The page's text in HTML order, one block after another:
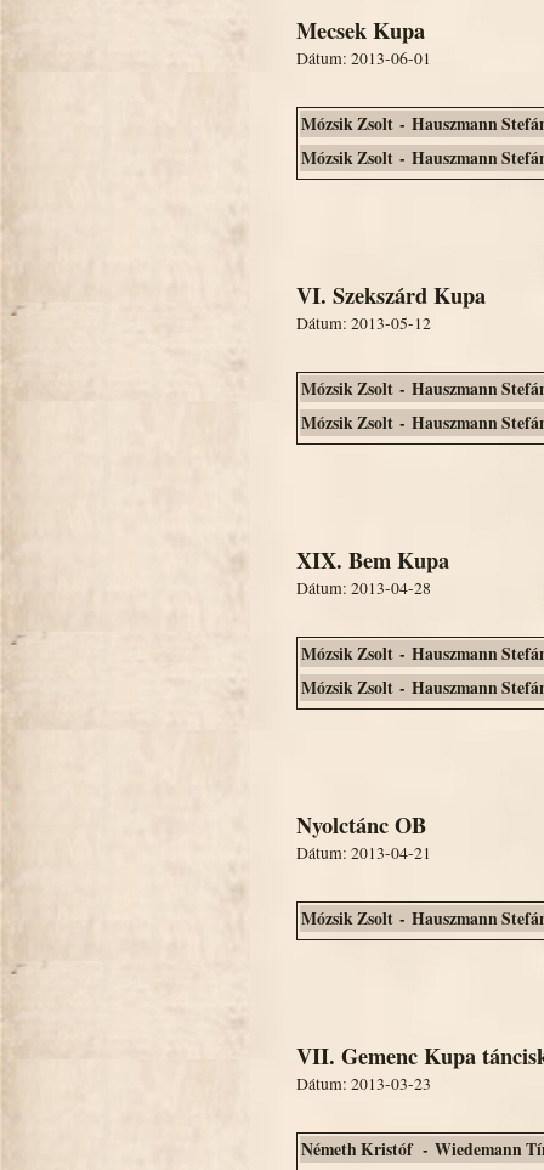
Mecsek Kupa
Dátum: 2013-06-01
Mózsik Zsolt - Hauszmann
Mózsik Zsolt - Hauszmann
VI. Szekszárd Kupa
Dátum: 2013-05-12
Mózsik Zsolt - Hauszmann
Mózsik Zsolt - Hauszmann
XIX. Bem Kupa
Dátum: 2013-04-28
Mózsik Zsolt - Hauszmann
Mózsik Zsolt - Hauszmann
Nyolctánc OB
Dátum: 2013-04-21
Mózsik Zsolt - Hauszmann
VII. Gemenc Kupa
Dátum: 2013-03-23
Németh Kristóf - Wiedemann